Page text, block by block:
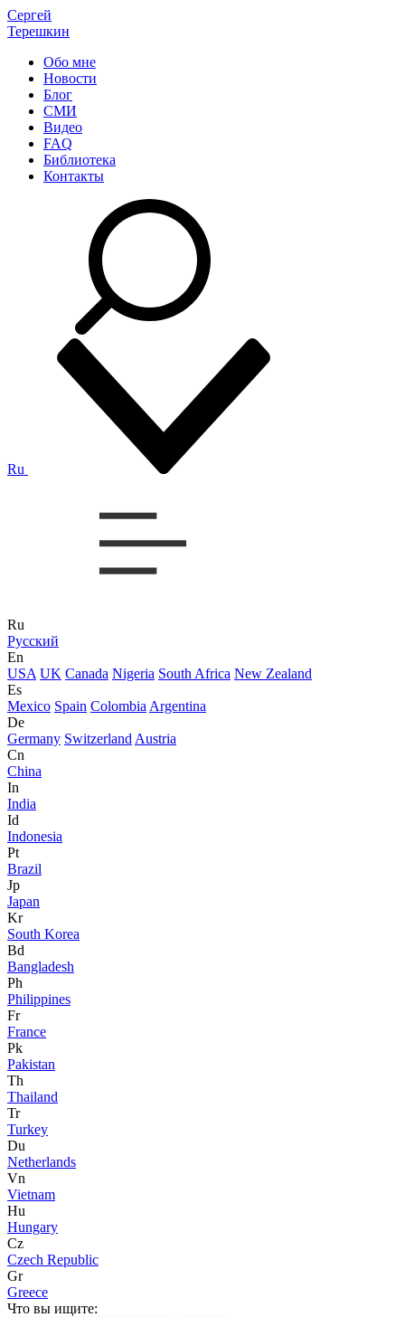
Сергей
Терешкин
Обо мне
Новости
Блог
СМИ
Видео
FAQ
Библиотека
Контакты
Ru
Ru
Русский
En
USA UK Canada Nigeria South Africa New Zealand
Es
Mexico Spain Colombia Argentina
De
Germany Switzerland Austria
Cn
China
In
India
Id
Indonesia
Pt
Brazil
Jp
Japan
Kr
South Korea
Bd
Bangladesh
Ph
Philippines
Fr
France
Pk
Pakistan
Th
Thailand
Tr
Turkey
Du
Netherlands
Vn
Vietnam
Hu
Hungary
Cz
Czech Republic
Gr
Greece
Что вы ищите: